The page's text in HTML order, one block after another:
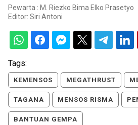
Pewarta : M. Riezko Bima Elko Prasetyo
Editor: Siri Antoni
Tags:
KEMENSOS MEGATHRUST
TAGANA MENSOS RISMA
BANTUAN GEMPA